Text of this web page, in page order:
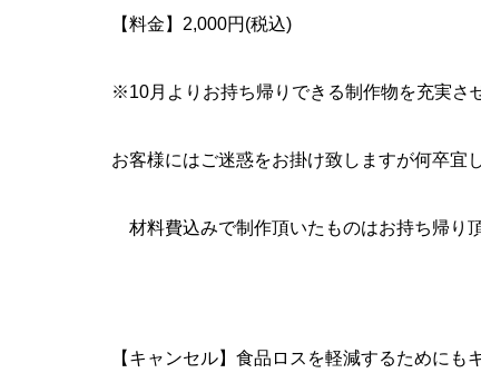
【料金】2,000円(税込)
※10月よりお持ち帰りできる制作物を充実さ
お客様にはご迷惑をお掛け致しますが何卒宜
材料費込みで制作頂いたものはお持ち帰り頂
【キャンセル】食品ロスを軽減するためにも